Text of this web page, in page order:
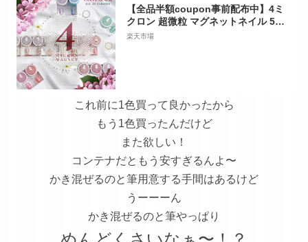
【全品半額coupon事前配布中】4ミ
クロン 超微粒 マグネットネイル 5ミ
クロンを超える細かさ まるでパール
楽天市場
これ前に1色買って良かったから
もう1色買ったんだけど
また欲しい！
コンテナだともう安すぎるんよ〜
かき混ぜるのと筆用意する手間はあるけど
うーーーん
かき混ぜるのと筆やっぱり